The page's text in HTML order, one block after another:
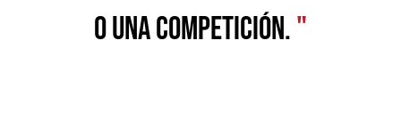
o una competición."